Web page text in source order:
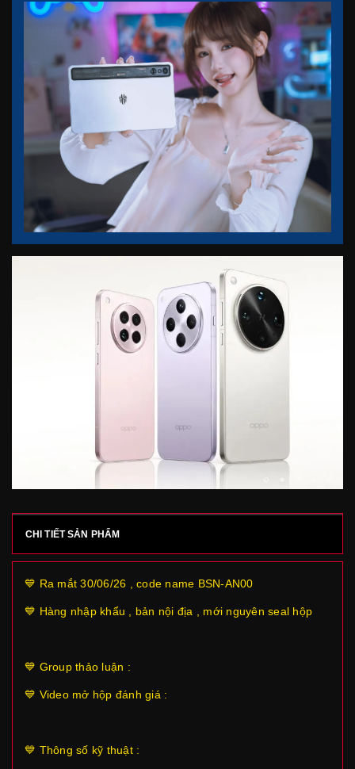
CHI TIẾT SẢN PHẨM
💙 Ra mắt 30/06/26 , code name BSN-AN00
💙 Hàng nhập khẩu , bản nội địa , mới nguyên seal hộp
💙 Group thảo luận :
💙 Video mở hộp đánh giá :
💙 Thông số kỹ thuật :